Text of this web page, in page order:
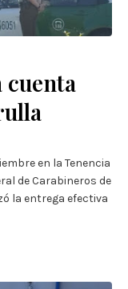
cuenta
en la Tenencia
de Carabineros de
la entrega efectiva